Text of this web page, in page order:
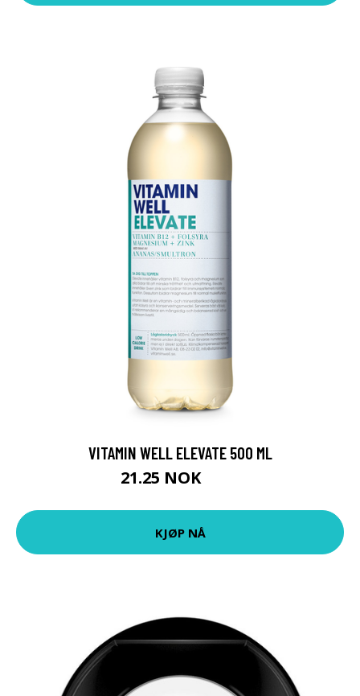
VITAMIN WELL ELEVATE 500 ML
21.25 NOK
KJØP NÅ